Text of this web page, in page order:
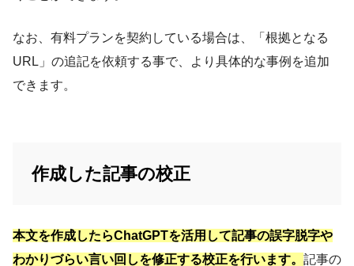
なお、有料プランを契約している場合は、「根拠となる
URL」の追記を依頼する事で、より具体的な事例を追加
できます。
作成した記事の校正
本文を作成したらChatGPTを活用して記事の誤字脱字や
わかりづらい言い回しを修正する校正を行います。 記事の